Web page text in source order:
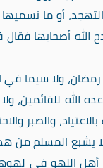
أو ما نسميها
أصحابها فقال
ولا سيما في
الله للقائمين،
والصبر
يشبع المسلم من
اللهو في